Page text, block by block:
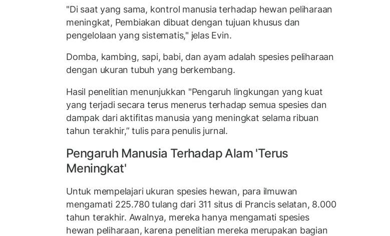
"Di saat yang sama, kontrol manusia terhadap hewan peliharaan
meningkat, Pembiakan dibuat dengan tujuan khusus dan
pengelolaan yang sistematis," jelas Evin.
Domba, kambing, sapi, babi, dan ayam adalah spesies peliharaan
dengan ukuran tubuh yang berkembang.
Hasil penelitian menunjukkan "Pengaruh lingkungan yang kuat
yang terjadi secara terus menerus terhadap semua spesies dan
dampak dari aktifitas manusia yang meningkat selama ribuan
tahun terakhir,” tulis para penulis jurnal.
Pengaruh Manusia Terhadap Alam 'terus
Meningkat'
Untuk mempelajari ukuran spesies hewan, para ilmuwan
mengamati 225.780 tulang dari 311 situs di Prancis selatan, 8.000
tahun terakhir. Awalnya, mereka hanya mengamati spesies
hewan peliharaan, karena penelitian mereka merupakan bagian